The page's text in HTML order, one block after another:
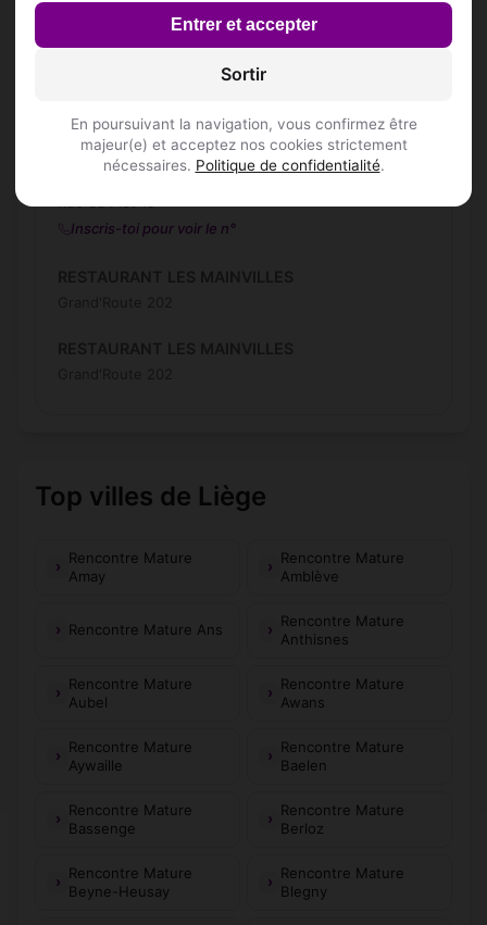
Entrer et accepter
Sortir
En poursuivant la navigation, vous confirmez être
majeur(e) et acceptez nos cookies strictement
nécessaires. Politique de confidentialité.
Grand'Route 202
Rue du Flot 19
Inscris-toi pour voir le n°
Top villes de Liège
Rencontre Mature
Amay
Rencontre Mature
Amblève
Rencontre Mature Ans
Rencontre Mature
Anthisnes
Rencontre Mature
Aubel
Rencontre Mature
Awans
Rencontre Mature
Aywaille
Rencontre Mature
Baelen
Rencontre Mature
Bassenge
Rencontre Mature
Berloz
Rencontre Mature
Beyne-Heusay
Rencontre Mature
Blegny